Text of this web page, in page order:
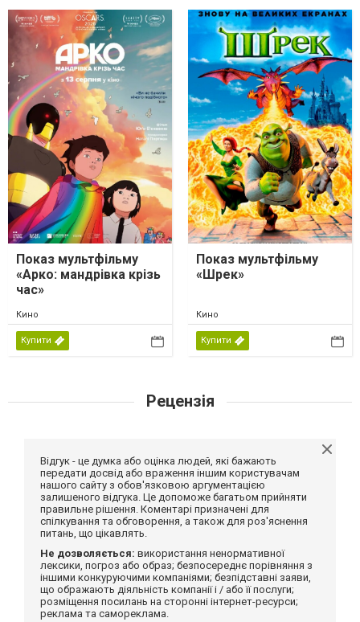
Показ мультфільму
«Арко: мандрівка крізь
час»
Кино
Купити
Показ мультфільму
«Шрек»
Кино
Купити
Рецензія
Відгук - це думка або оцінка людей, які бажають
передати досвід або враження іншим користувачам
нашого сайту з обов'язковою аргументацією
залишеного відгука. Це допоможе багатьом прийняти
правильне рішення. Коментарі призначені для
спілкування та обговорення, а також для роз'яснення
питань, що цікавлять.
Не дозволяється: використання ненормативної
лексики, погроз або образ; безпосереднє порівняння з
іншими конкуруючими компаніями; безпідставні заяви,
що ображають діяльність компанії і / або її послуги;
розміщення посилань на сторонні інтернет-ресурси;
реклама та самореклама.